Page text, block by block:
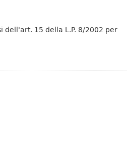
15 della L.P. 8/2002 per